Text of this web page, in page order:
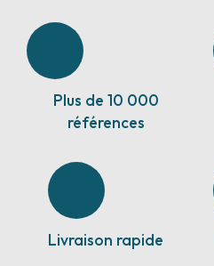
Plus de 10 000
références
Livraison rapide